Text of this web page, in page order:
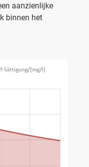
aanzienlijke
binnen het